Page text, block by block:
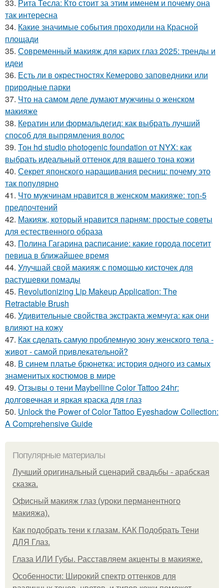
33. Рита Тесла: Кто стоит за этим именем и почему она
так интересна
34. Какие значимые события проходили на Красной
площади
35. Современный макияж для карих глаз 2025: тренды и
идеи
36. Есть ли в окрестностях Кемерово заповедники или
природные парки
37. Что на самом деле думают мужчины о женском
макияже
38. Кератин или формальдегид: как выбрать лучший
способ для выпрямления волос
39. Тон hd studio photogenic foundation от NYX: как
выбрать идеальный оттенок для вашего тона кожи
40. Секрет японского наращивания ресниц: почему это
так популярно
41. Что мужчинам нравится в женском макияже: топ-5
предпочтений
42. Макияж, который нравится парням: простые советы
для естественного образа
43. Полина Гагарина расписание: какие города посетит
певица в ближайшее время
44. Улучшай свой макияж с помощью кисточек для
растушевки помады
45. Revolutionizing Lip Makeup Application: The
Retractable Brush
46. Удивительные свойства экстракта жемчуга: как они
влияют на кожу
47. Как сделать самую проблемную зону женского тела -
живот - самой привлекательной?
48. В синем платье брюнетка: история одного из самых
знаменитых костюмов в мире
49. Отзывы о тени Maybelline Color Tattoo 24hr:
долговечная и яркая краска для глаз
50. Unlock the Power of Color Tattoo Eyeshadow Collection:
A Comprehensive Guide
Популярные материалы
Лучший оригинальный сценарий свадьбы - арабская
сказка.
Офисный макияж глаз (уроки перманентного
макияжа).
Как подобрать тени к глазам. КАК Подобрать Тени
ДЛЯ Глаз.
Глаза ИЛИ Губы. Расставляем акценты в макияже.
Особенности: Широкий спектр оттенков для